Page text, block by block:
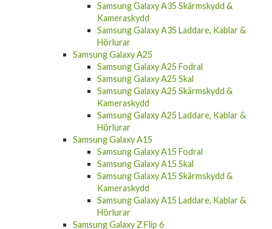
Samsung Galaxy A35 Skärmskydd &
Kameraskydd
Samsung Galaxy A35 Laddare, Kablar &
Hörlurar
Samsung Galaxy A25
Samsung Galaxy A25 Fodral
Samsung Galaxy A25 Skal
Samsung Galaxy A25 Skärmskydd &
Kameraskydd
Samsung Galaxy A25 Laddare, Kablar &
Hörlurar
Samsung Galaxy A15
Samsung Galaxy A15 Fodral
Samsung Galaxy A15 Skal
Samsung Galaxy A15 Skärmskydd &
Kameraskydd
Samsung Galaxy A15 Laddare, Kablar &
Hörlurar
Samsung Galaxy Z Flip 6